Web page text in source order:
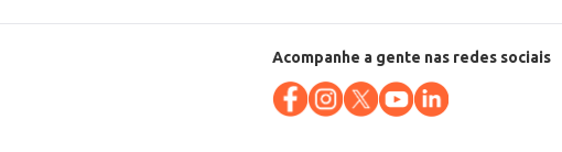
Acompanhe a gente nas redes sociais